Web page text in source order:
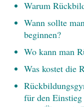
Warum
Wann sollte
beginnen?
Wo kann man
Was kostet die
für den Einstieg